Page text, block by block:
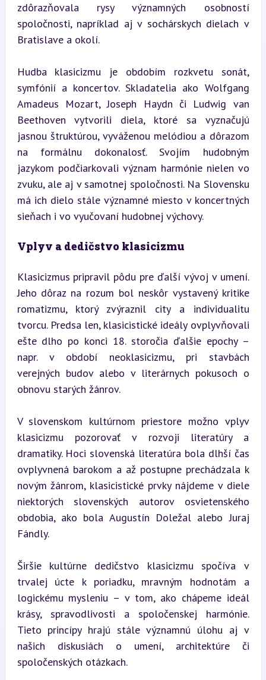
zdôrazňovala rysy významných osobností
spoločnosti, napríklad aj v sochárskych dielach v
Bratislave a okolí.
Hudba klasicizmu je obdobím rozkvetu sonát,
symfónií a koncertov. Skladatelia ako Wolfgang
Amadeus Mozart, Joseph Haydn či Ludwig van
Beethoven vytvorili diela, ktoré sa vyznačujú
jasnou štruktúrou, vyváženou melódiou a dôrazom
na formálnu dokonalosť. Svojím hudobným
jazykom podčiarkovali význam harmónie nielen vo
zvuku, ale aj v samotnej spoločnosti. Na Slovensku
má ich dielo stále významné miesto v koncertných
sieňach i vo vyučovaní hudobnej výchovy.
Vplyv a dedičstvo klasicizmu
Klasicizmus pripravil pôdu pre ďalší vývoj v umení.
Jeho dôraz na rozum bol neskôr vystavený kritike
romatizmu, ktorý zvýraznil city a individualitu
tvorcu. Predsa len, klasicistické ideály ovplyvňovali
ešte dlho po konci 18. storočia ďalšie epochy –
napr. v období neoklasicizmu, pri stavbách
verejných budov alebo v literárnych pokusoch o
obnovu starých žánrov.
V slovenskom kultúrnom priestore možno vplyv
klasicizmu pozorovať v rozvoji literatúry a
dramatiky. Hoci slovenská literatúra bola dlhší čas
ovplyvnená barokom a až postupne prechádzala k
novým žánrom, klasicistické prvky nájdeme v diele
niektorých slovenských autorov osvietenského
obdobia, ako bola Augustín Doležal alebo Juraj
Fándly.
Širšie kultúrne dedičstvo klasicizmu spočíva v
trvalej úcte k poriadku, mravným hodnotám a
logickému mysleniu – v tom, ako chápeme ideál
krásy, spravodlivosti a spoločenskej harmónie.
Tieto princípy hrajú stále významnú úlohu aj v
našich diskusiách o umení, architektúre či
spoločenských otázkach.